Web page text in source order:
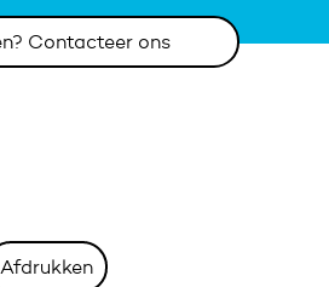
Contacteer ons
Afdrukken